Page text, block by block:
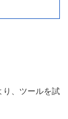
り、ツールを試